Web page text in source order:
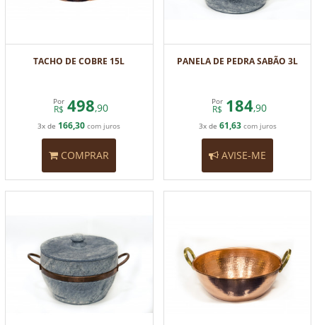
TACHO DE COBRE 15L
Por
R$ 498,90
3x de 166,30 com juros
COMPRAR
PANELA DE PEDRA SABÃO 3L
Por
R$ 184,90
3x de 61,63com juros
AVISE-ME